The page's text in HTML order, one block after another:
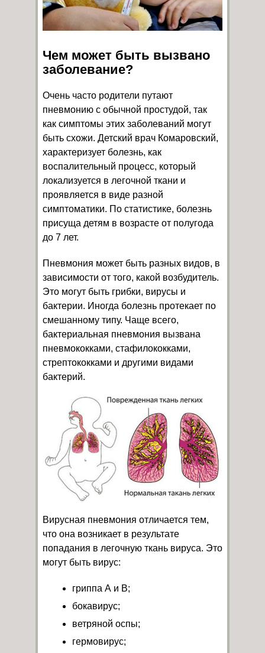
Чем может быть вызвано
заболевание?
Очень часто родители путают
пневмонию с обычной простудой, так
как симптомы этих заболеваний могут
быть схожи. Детский врач Комаровский,
характеризует болезнь, как
воспалительный процесс, который
локализуется в легочной ткани и
проявляется в виде разной
симптоматики. По статистике, болезнь
присуща детям в возрасте от полугода
до 7 лет.
Пневмония может быть разных видов, в
зависимости от того, какой возбудитель.
Это могут быть грибки, вирусы и
бактерии. Иногда болезнь протекает по
смешанному типу. Чаще всего,
бактериальная пневмония вызвана
пневмококками, стафилококками,
стрептококками и другими видами
бактерий.
Вирусная пневмония отличается тем,
что она возникает в результате
попадания в легочную ткань вируса. Это
могут быть вирус:
гриппа А и В;
бокавирус;
ветряной оспы;
гермовирус;